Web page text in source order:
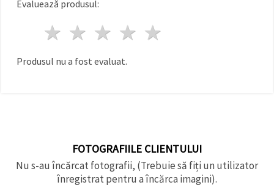
făcând clic
Evaluează produsul:
4 stele
3 stele
2 stele
1 stea
Produsul nu a fost evaluat.
FOTOGRAFIILE CLIENTULUI
Nu s-au încărcat fotografii, (Trebuie să fiți un utilizator
înregistrat pentru a încărca imagini).